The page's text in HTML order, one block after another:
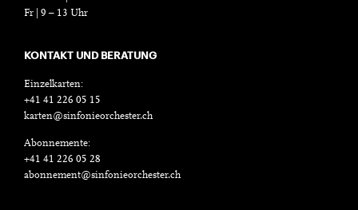
Fr | 9 – 13 Uhr
KONTAKT UND BERATUNG
Einzelkarten:
+41 41 226 05 15
karten@sinfonieorchester.ch
Abonnemente:
+41 41 226 05 28
abonnement@sinfonieorchester.ch